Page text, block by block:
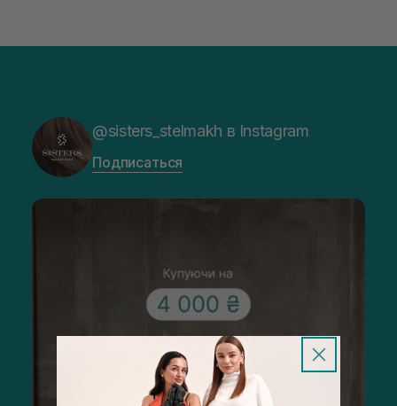
@sisters_stelmakh в Instagram
Подписаться